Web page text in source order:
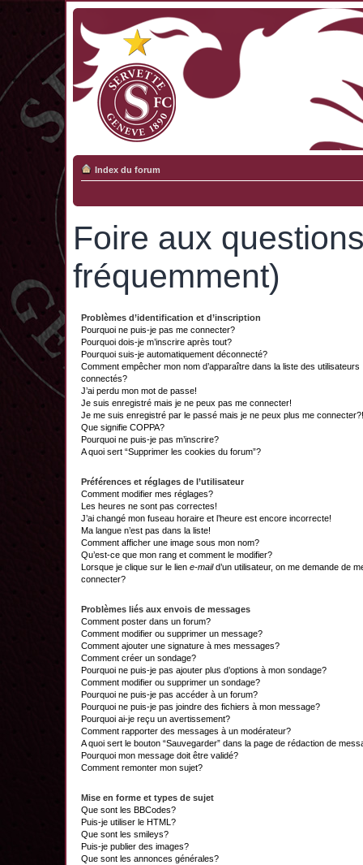
Index du forum
Foire aux
fréquemment)
Problèmes d’identification et d’inscription
Pourquoi ne puis-je pas me connecter?
Pourquoi dois-je m’inscrire après tout?
Pourquoi suis-je automatiquement déconnecté?
Comment empêcher mon nom d’apparaître dans la liste des utilisateurs
connectés?
J’ai perdu mon mot de passe!
Je suis enregistré mais je ne peux pas me connecter!
Je me suis enregistré par le passé mais je ne peux plus me connecter?!
Que signifie COPPA?
Pourquoi ne puis-je pas m’inscrire?
A quoi sert “Supprimer les cookies du forum”?
Préférences et réglages de l’utilisateur
Comment modifier mes réglages?
Les heures ne sont pas correctes!
J’ai changé mon fuseau horaire et l’heure est encore incorrecte!
Ma langue n’est pas dans la liste!
Comment afficher une image sous mon nom?
Qu’est-ce que mon rang et comment le modifier?
Lorsque je clique sur le lien e-maild’un utilisateur, on me demande de
connecter?
Problèmes liés aux envois de messages
Comment poster dans un forum?
Comment modifier ou supprimer un message?
Comment ajouter une signature à mes messages?
Comment créer un sondage?
Pourquoi ne puis-je pas ajouter plus d’options à mon sondage?
Comment modifier ou supprimer un sondage?
Pourquoi ne puis-je pas accéder à un forum?
Pourquoi ne puis-je pas joindre des fichiers à mon message?
Pourquoi ai-je reçu un avertissement?
Comment rapporter des messages à un modérateur?
A quoi sert le bouton “Sauvegarder” dans la page de rédaction de
Pourquoi mon message doit être validé?
Comment remonter mon sujet?
Mise en forme et types de sujet
Que sont les BBCodes?
Puis-je utiliser le HTML?
Que sont les smileys?
Puis-je publier des images?
Que sont les annonces générales?